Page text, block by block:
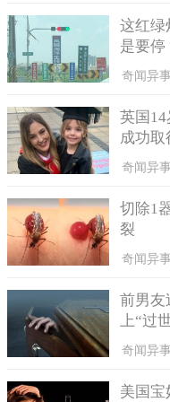
教育一直以来都会受
教育主要还是应试教育，
的思考。虽然我们的学习
炼，教育模式不能被任何
这红绿
是要停
奇闻异
英国
成功取
奇闻异
切除1
裂
奇闻异
前男友
上“过
奇闻异
美国宝